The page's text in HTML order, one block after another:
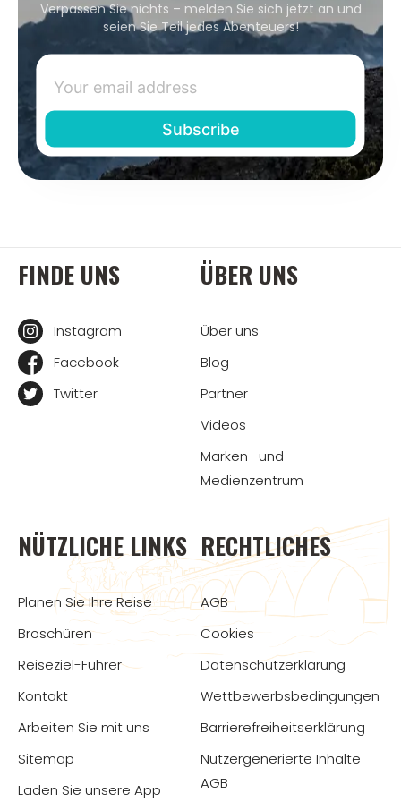
Verpassen Sie nichts – melden Sie sich jetzt an und
seien Sie Teil jedes Abenteuers!
FINDE UNS
Instagram
Facebook
Twitter
ÜBER UNS
Über uns
Blog
Partner
Videos
Marken- und
Medienzentrum
NÜTZLICHE LINKS
Planen Sie Ihre Reise
Broschüren
Reiseziel-Führer
Kontakt
Arbeiten Sie mit uns
Sitemap
Laden Sie unsere App
RECHTLICHES
AGB
Cookies
Datenschutzerklärung
Wettbewerbsbedingungen
Barrierefreiheitserklärung
Nutzergenerierte Inhalte
AGB